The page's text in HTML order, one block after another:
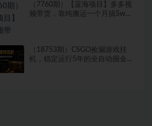
（7760期）【蓝海项目】多多视
频带货，靠纯搬运一个月搞5w，
（18753期）CSGO捡漏游戏挂
机，稳定运行5年的全自动掘金